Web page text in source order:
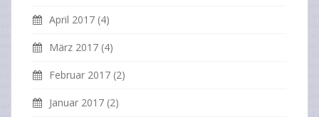
April 2017 (4)
März 2017 (4)
Februar 2017 (2)
Januar 2017 (2)